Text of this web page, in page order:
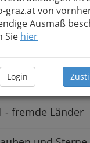
graz.at von
Ausmaß
Sie hier
Login
- Regionale
-
- fremde Länder